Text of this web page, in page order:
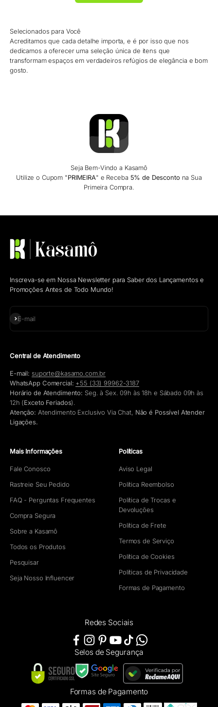
Selecionados para Você
Acreditamos que cada detalhe importa, e é por isso que nos
dedicamos a oferecer uma seleção única de itens que
transformam espaços em verdadeiros refúgios de elegância e bom
gosto.
Seja Bem-Vindo a Kasamô
Utilize o Cupom "PRIMEIRA" e Receba 5% de Desconto na Sua
Primeira Compra.
Inscreva-se em Nossa Newsletter para Saber dos Lançamentos e
Promoções Antes de Todo Mundo!
E-mail
Assinar
Central de Atendimento
E-mail: suporte@kasamo.com.br
WhatsApp Comercial: +55 (33) 99962-3187
Horário de Atendimento: Seg. à Sex. 09h às 18h e Sábado 09h às
12h (Exceto Feriados).
Atenção: Atendimento Exclusivo Via Chat, Não é Possível Atender
Ligações.
Mais Informações
Fale Conosco
Rastreie Seu Pedido
FAQ - Perguntas Frequentes
Compra Segura
Sobre a Kasamô
Todos os Produtos
Pesquisar
Seja Nosso Influencer
Políticas
Aviso Legal
Política Reembolso
Política de Trocas e
Devoluções
Política de Frete
Termos de Serviço
Política de Cookies
Políticas de Privacidade
Formas de Pagamento
Redes Sociais
Selos de Segurança
Formas de Pagamento